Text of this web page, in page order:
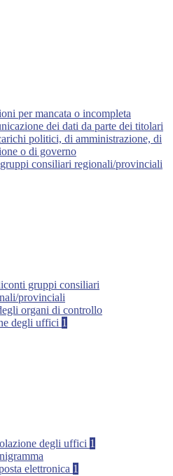
per mancata o incompleta
dei dati da parte dei titolari
politici, di amministrazione, di
o di governo
consiliari regionali/provinciali
gruppi consiliari
provinciali
organi di controllo
degli uffici 1
degli uffici 1
elettronica 1